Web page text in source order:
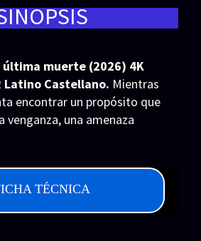
Series 4K HDR
2160p 4K SDR
última muerte (2026) 4K
Latino Castellano. Mientras
encontrar un propósito que
venganza, una amenaza
TÉCNICA